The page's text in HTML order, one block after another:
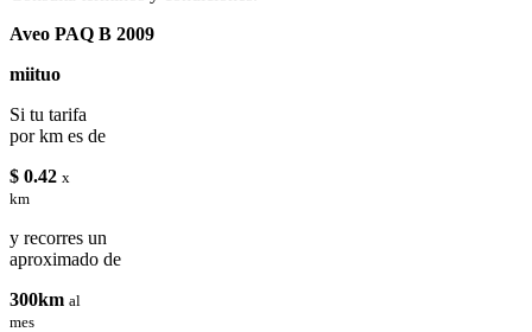
Aveo PAQ B 2009
miituo
Si tu tarifa
por km es de
$ 0.42 x
km
y recorres un
aproximado de
300km al
mes